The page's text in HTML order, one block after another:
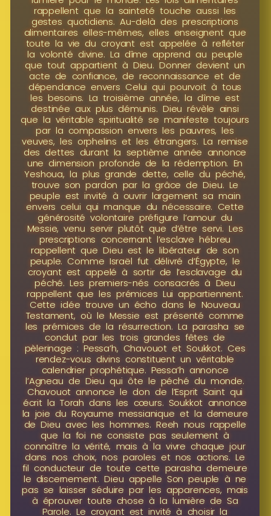
rappellent que la sainteté touche aussi les
gestes quotidiens. Au-delà des prescriptions
alimentaires elles-mêmes, elles enseignent que
toute la vie du croyant est appelée à refléter
la volonté divine. La dîme apprend au peuple
que tout appartient à Dieu. Donner devient un
acte de confiance, de reconnaissance et de
dépendance envers Celui qui pourvoit à tous
les besoins. La troisième année, la dîme est
destinée aux plus démunis. Dieu révèle ainsi
que la véritable spiritualité se manifeste toujours
par la compassion envers les pauvres, les
veuves, les orphelins et les étrangers. La remise
des dettes durant la septième année annonce
une dimension profonde de la rédemption. En
Yeshoua, la plus grande dette, celle du péché,
trouve son pardon par la grâce de Dieu. Le
peuple est invité à ouvrir largement sa main
envers celui qui manque du nécessaire. Cette
générosité volontaire préfigure l’amour du
Messie, venu servir plutôt que d’être servi. Les
prescriptions concernant l’esclave hébreu
rappellent que Dieu est le libérateur de son
peuple. Comme Israël fut délivré d’Égypte, le
croyant est appelé à sortir de l’esclavage du
péché. Les premiers-nés consacrés à Dieu
rappellent que les prémices Lui appartiennent.
Cette idée trouve un écho dans le Nouveau
Testament, où le Messie est présenté comme
les prémices de la résurrection. La parasha se
conclut par les trois grandes fêtes de
pèlerinage : Pessa’h, Chavouot et Soukkot. Ces
rendez-vous divins constituent un véritable
calendrier prophétique. Pessa’h annonce
l’Agneau de Dieu qui ôte le péché du monde.
Chavouot annonce le don de l’Esprit Saint qui
écrit la Torah dans les cœurs. Soukkot annonce
la joie du Royaume messianique et la demeure
de Dieu avec les hommes. Reeh nous rappelle
que la foi ne consiste pas seulement à
connaître la vérité, mais à la vivre chaque jour
dans nos choix, nos paroles et nos actions. Le
fil conducteur de toute cette parasha demeure
le discernement. Dieu appelle Son peuple à ne
pas se laisser séduire par les apparences, mais
à éprouver toute chose à la lumière de Sa
Parole. Le croyant est invité à choisir la